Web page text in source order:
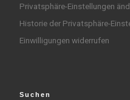
Privatsphäre-Einstellungen
Historie der Privatsphäre-
Einwilligungen widerrufen
Suchen